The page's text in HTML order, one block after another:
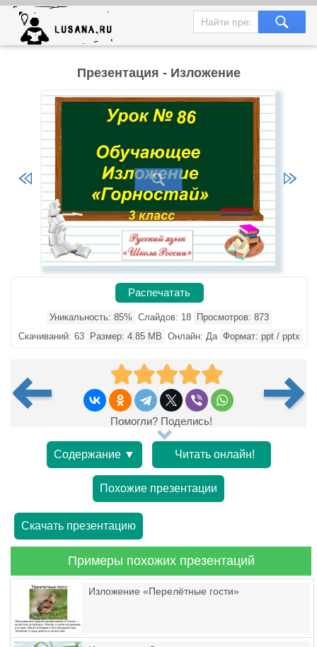
Презентация - Изложение
Распечатать
Уникальность: 85% Слайдов: 18
Просмотров: 873
Скачиваний: 63
Размер: 4.85 MB Онлайн: Да Формат: ppt / pptx
Помогли? Поделись!
Содержание ▼ Читать онлайн!
Похожие презентации
Скачать презентацию
Примеры похожих презентаций
Изложение «Перелётные гости»